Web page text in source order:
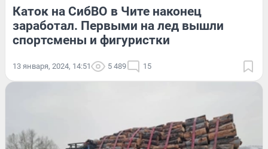
Каток на СибВО в Чите наконец
заработал. Первыми на лед вышли
спортсмены и фигуристки
13 января, 2024, 14:51 5 489 15